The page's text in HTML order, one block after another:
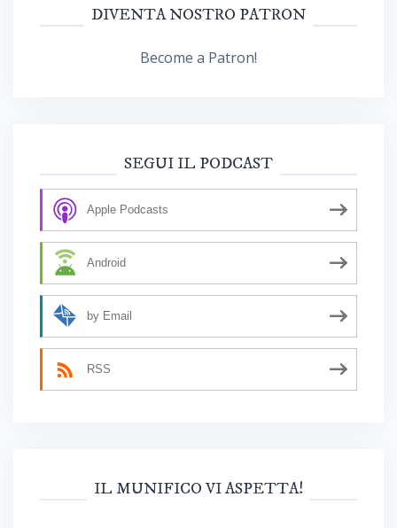
DIVENTA NOSTRO PATRON
Become a Patron!
SEGUI IL PODCAST
Apple Podcasts
Android
by Email
RSS
IL MUNIFICO VI ASPETTA!